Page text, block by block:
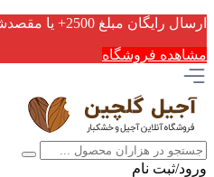
ارسال رایگان مبلغ 2500+ یا مقصدشاهین شهر
مشاهده فروشگاه
ورود/ثبت نام